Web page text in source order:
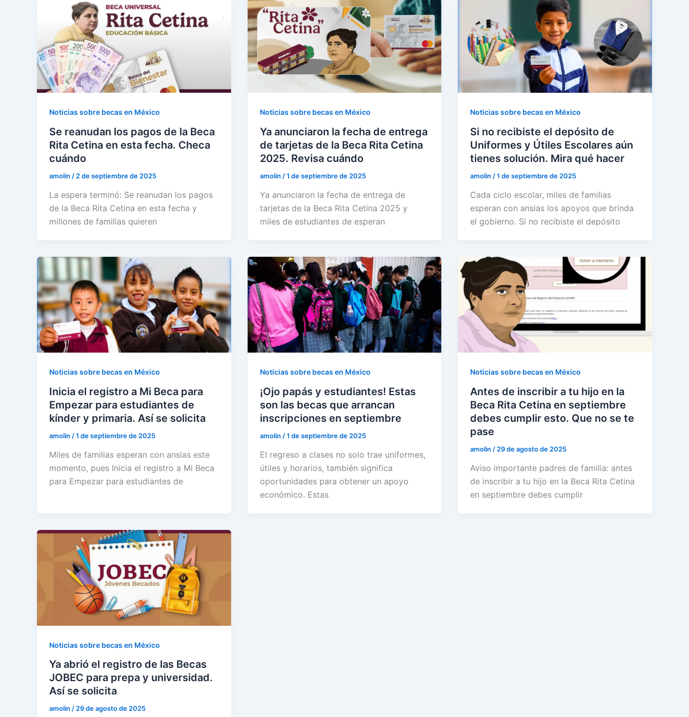
Noticias sobre becas en México
Se reanudan los pagos de la Beca
Rita Cetina en esta fecha. Checa
cuándo
amolin / 2 de septiembre de 2025
La espera terminó: Se reanudan los pagos
de la Beca Rita Cetina en esta fecha y
millones de familias quieren
Noticias sobre becas en México
Ya anunciaron la fecha de entrega
de tarjetas de la Beca Rita Cetina
2025. Revisa cuándo
amolin /1 de septiembre de 2025
Ya anunciaron la fecha de entrega de
tarjetas de la Beca Rita Cetina 2025 y
miles de estudiantes de esperan
Noticias sobre becas en México
Si no recibiste el depósito de
Uniformes y Útiles Escolares aún
tienes solución. Mira qué hacer
amolin /1 de septiembre de 2025
Cada ciclo escolar, miles de familias
esperan con ansias los apoyos que brinda
el gobierno. Si no recibiste el depósito
Noticias sobre becas en México
Inicia el registro a Mi Beca para
Empezar para estudiantes de
kínder y primaria. Así se solicita
amolin /1 de septiembre de 2025
Miles de familias esperan con ansias este
momento, pues Inicia el registro a Mi Beca
para Empezar para estudiantes de
Noticias sobre becas en México
¡Ojo papás y estudiantes! Estas
son las becas que arrancan
inscripciones en septiembre
amolin /1 de septiembre de 2025
El regreso a clases no solo trae uniformes,
útiles y horarios, también significa
oportunidades para obtener un apoyo
económico. Estas
Noticias sobre becas en México
Antes de inscribir a tu hijo en la
Beca Rita Cetina en septiembre
debes cumplir esto. Que no se te
pase
amolin / 29 de agosto de 2025
Aviso importante padres de familia: antes
de inscribir a tu hijo en la Beca Rita Cetina
en septiembre debes cumplir
Noticias sobre becas en México
Ya abrió el registro de las Becas
JOBEC para prepa y universidad.
Así se solicita
amolin /29 de agosto de 2025